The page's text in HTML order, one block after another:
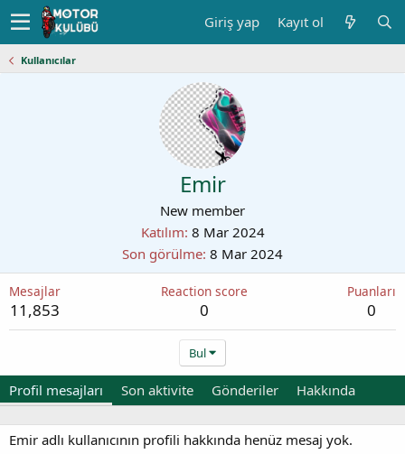
Giriş yap Kayıt ol
Kullanıcılar
Emir
New member
Katılım 8 Mar 2024
Son görülme 8 Mar 2024
Mesajlar
11,853
Reaction score
0
Puanları
0
Bul
Profil mesajları Son aktivite Gönderiler Hakkında
Emir adlı kullanıcının profili hakkında henüz mesaj yok.